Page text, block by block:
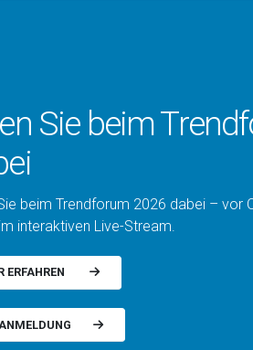
Sie beim
beim Trendforum 2026 dabei – vor
interaktiven Live-Stream.
ERFAHREN